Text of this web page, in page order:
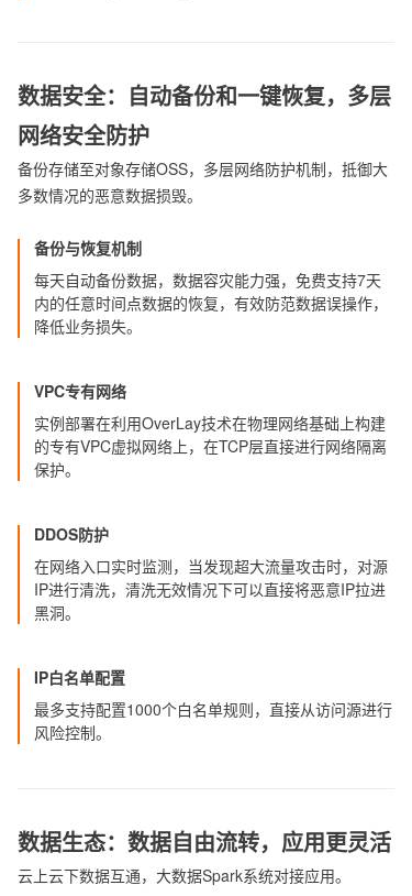
数据安全：自动备份和一键恢复，多层
网络安全防护
备份存储至对象存储OSS，多层网络防护机制，抵御大
多数情况的恶意数据损毁。
备份与恢复机制
每天自动备份数据，数据容灾能力强，免费支持7天
内的任意时间点数据的恢复，有效防范数据误操作，
降低业务损失。
VPC专有网络
实例部署在利用OverLay技术在物理网络基础上构建
的专有VPC虚拟网络上，在TCP层直接进行网络隔离
保护。
DDOS防护
在网络入口实时监测，当发现超大流量攻击时，对源
IP进行清洗，清洗无效情况下可以直接将恶意IP拉进
黑洞。
IP白名单配置
最多支持配置1000个白名单规则，直接从访问源进行
风险控制。
数据生态：数据自由流转，应用更灵活
云上云下数据互通，大数据Spark系统对接应用。